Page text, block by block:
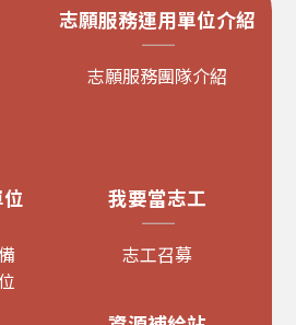
志願服務運用單位介紹
志願服務團隊介紹
我要當志工
志工召募